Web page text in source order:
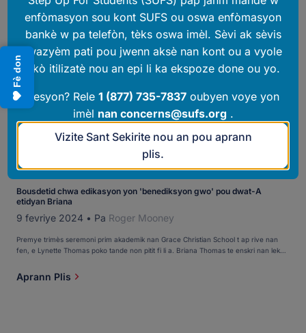
Fè don
BOUSDETID OTONÒM FANMI POU OPSYON EDIKASYONÈL
,
ENPÒTAN ELÈV YO
Bousdetid chwa edikasyon yon 'benediksyon gwo' pou dwat-A
etidyan Briana
9 fevriye 2024 • Pa Roger Mooney
Premye trimès seremoni prim akademik nan Grace Christian School t ap rive nan
fen, e Lynette Thomas poko tande non pitit fi li a. Briana Thomas te enskri nan lekòl
Out sa a epi li te pase tout tès yo. Lynette te panse se te etranj Briana pa t […]
Aprann Plis
enfòmasyon sou kont SUFS ou oswa enfòmasyon
bankè w pa telefòn, tèks oswa imèl. Sèvi ak sèvis
twazyèm pati pou jwenn aksè nan kont ou a vyole
akò itilizatè nou an epi li ka ekspoze done ou yo.
Kesyon? Rele 1 (877) 735-7837 oubyen voye yon
imèl nan concerns@sufs.org.
Vizite Sant Sekirite nou an pou aprann
plis.